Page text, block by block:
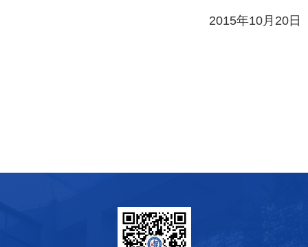
2015年10月20日